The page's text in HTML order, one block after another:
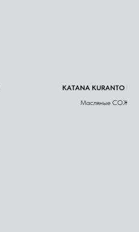
KATANA KURANTO
Масляные СОЖ